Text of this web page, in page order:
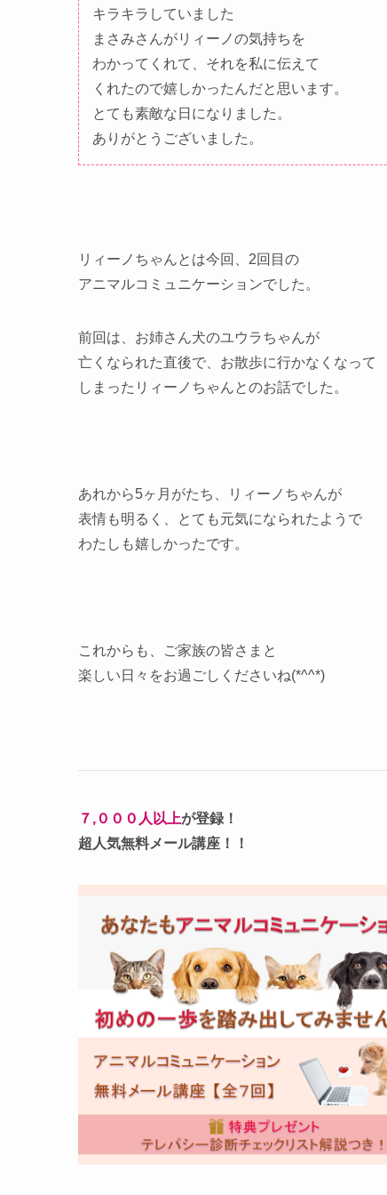
キラキラしていました
まさみさんがリィーノの気持ちを
わかってくれて、それを私に伝えて
くれたので嬉しかったんだと思います。
とても素敵な日になりました。
ありがとうございました。
リィーノちゃんとは今回、2回目の
アニマルコミュニケーションでした。
前回は、お姉さん犬のユウラちゃんが
亡くなられた直後で、お散歩に行かなくなって
しまったリィーノちゃんとのお話でした。
あれから5ヶ月がたち、リィーノちゃんが
表情も明るく、とても元気になられたようで
わたしも嬉しかったです。
これからも、ご家族の皆さまと
楽しい日々をお過ごしくださいね(*^^*)
７,０００人以上が登録！
超人気無料メール講座！！